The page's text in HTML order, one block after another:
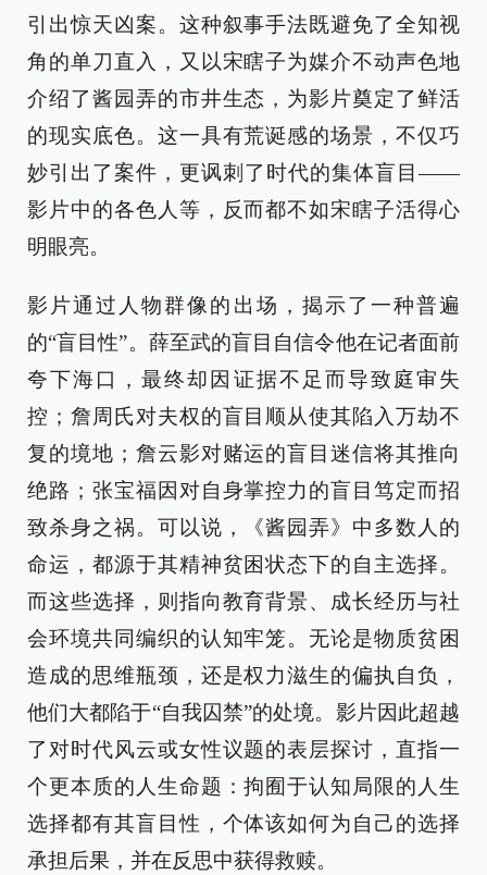
引出惊天凶案。这种叙事手法既避免了全知视
角的单刀直入，又以宋瞎子为媒介不动声色地
介绍了酱园弄的市井生态，为影片奠定了鲜活
的现实底色。这一具有荒诞感的场景，不仅巧
妙引出了案件，更讽刺了时代的集体盲目——
影片中的各色人等，反而都不如宋瞎子活得心
明眼亮。
影片通过人物群像的出场，揭示了一种普遍
的“盲目性”。薛至武的盲目自信令他在记者面前
夸下海口，最终却因证据不足而导致庭审失
控；詹周氏对夫权的盲目顺从使其陷入万劫不
复的境地；詹云影对赌运的盲目迷信将其推向
绝路；张宝福因对自身掌控力的盲目笃定而招
致杀身之祸。可以说，《酱园弄》中多数人的
命运，都源于其精神贫困状态下的自主选择。
而这些选择，则指向教育背景、成长经历与社
会环境共同编织的认知牢笼。无论是物质贫困
造成的思维瓶颈，还是权力滋生的偏执自负，
他们大都陷于“自我囚禁”的处境。影片因此超越
了对时代风云或女性议题的表层探讨，直指一
个更本质的人生命题：拘囿于认知局限的人生
选择都有其盲目性，个体该如何为自己的选择
承担后果，并在反思中获得救赎。